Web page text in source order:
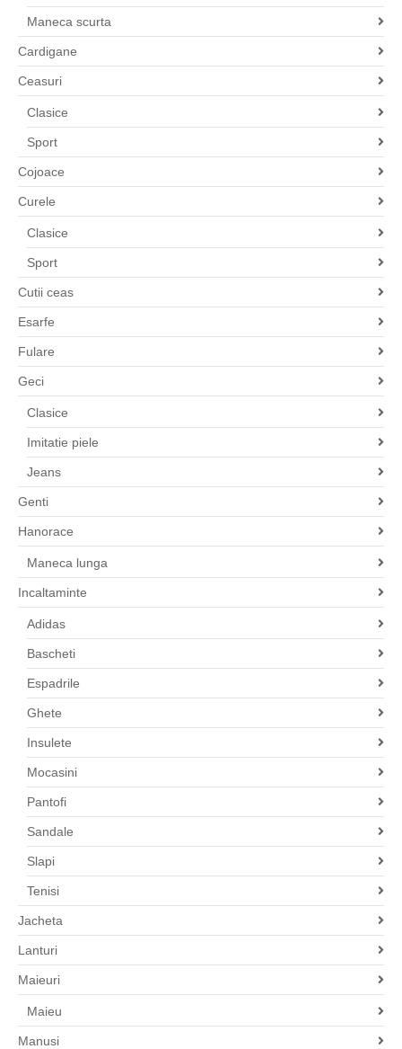
Maneca scurta
Cardigane
Ceasuri
Clasice
Sport
Cojoace
Curele
Clasice
Sport
Cutii ceas
Esarfe
Fulare
Geci
Clasice
Imitatie piele
Jeans
Genti
Hanorace
Maneca lunga
Incaltaminte
Adidas
Bascheti
Espadrile
Ghete
Insulete
Mocasini
Pantofi
Sandale
Slapi
Tenisi
Jacheta
Lanturi
Maieuri
Maieu
Manusi